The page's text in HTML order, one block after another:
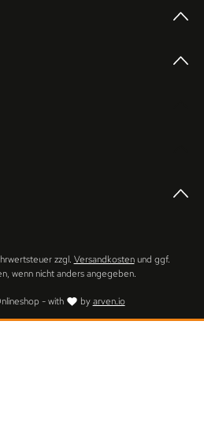
- with byarven.io
zzgl. Versandkostenund ggf.
wenn nicht anders angegeben.